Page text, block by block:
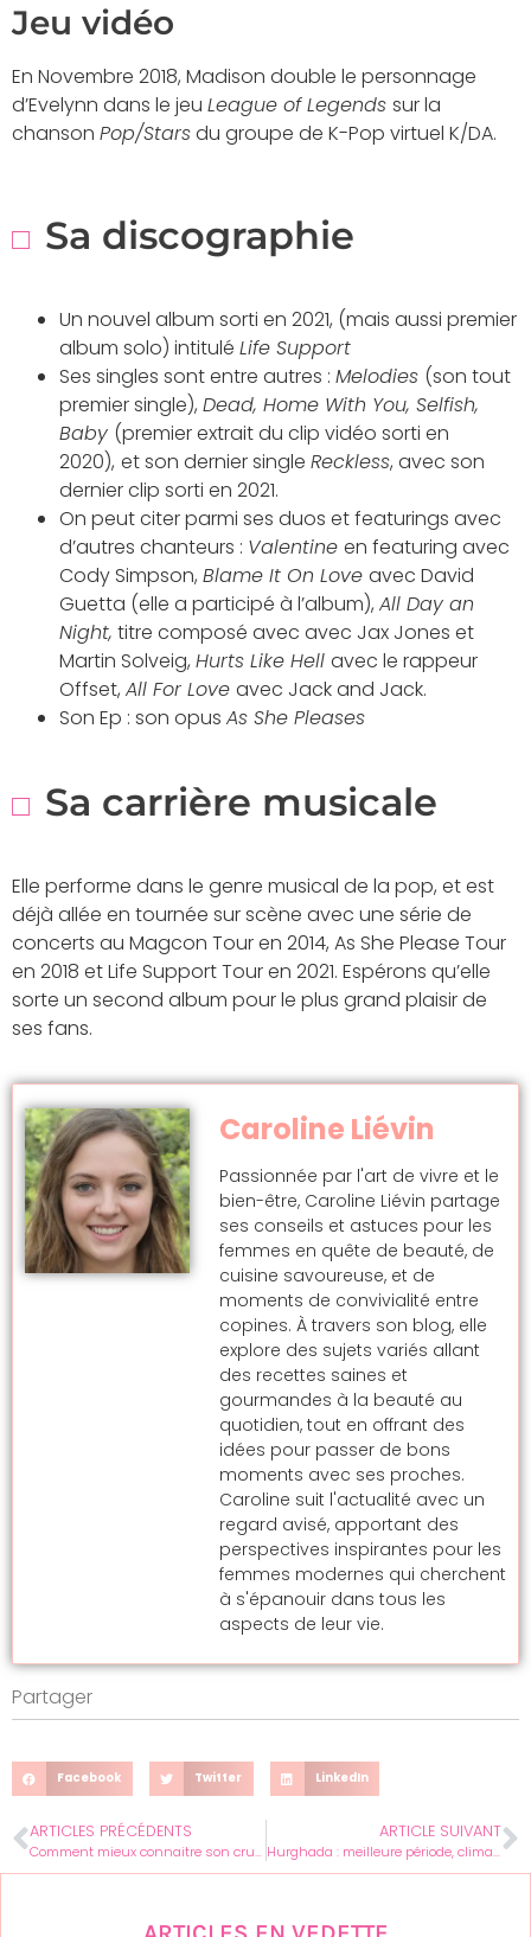
Jeu vidéo
En Novembre 2018, Madison double le personnage
d’Evelynn dans le jeu League of Legends sur la
chanson Pop/Starsdu groupe de K-Pop virtuel K/DA.
Sa discographie
Un nouvel album sorti en 2021, (mais aussi premier
album solo) intitulé Life Support
Ses singles sont entre autres : Melodies (son tout
premier single), Dead, Home With You, Selfish,
Baby (premier extrait du clip vidéo sorti en
2020), et son dernier single Reckless, avec son
dernier clip sorti en 2021.
On peut citer parmi ses duos et featurings avec
d’autres chanteurs : Valentine en featuring avec
Cody Simpson, Blame It On Love avec David
Guetta (elle a participé à l’album), All Day an
Night, titre composé avec avec Jax Jones et
Martin Solveig, Hurts Like Hell avec le rappeur
Offset, All For Love avec Jack and Jack.
Son Ep : son opus As She Pleases
Sa carrière musicale
Elle performe dans le genre musical de la pop, et est
déjà allée en tournée sur scène avec une série de
concerts au Magcon Tour en 2014, As She Please Tour
en 2018 et Life Support Tour en 2021. Espérons qu’elle
sorte un second album pour le plus grand plaisir de
ses fans.
Caroline Liévin
Passionnée par l'art de vivre et le
bien-être, Caroline Liévin partage
ses conseils et astuces pour les
femmes en quête de beauté, de
cuisine savoureuse, et de
moments de convivialité entre
copines. À travers son blog, elle
explore des sujets variés allant
des recettes saines et
gourmandes à la beauté au
quotidien, tout en offrant des
idées pour passer de bons
moments avec ses proches.
Caroline suit l'actualité avec un
regard avisé, apportant des
perspectives inspirantes pour les
femmes modernes qui cherchent
à s'épanouir dans tous les
aspects de leur vie.
Partager
Facebook Twitter LinkedIn
ARTICLES PRÉCÉDENTS
Comment mieux connaitre son crush ? Nos conseils
ARTICLE SUIVANT
Hurghada : meilleure période, climat, risques… On vous dit tout